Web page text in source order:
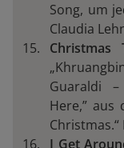
Song, um
Claudia
Guaraldi
Here,” aus
Christmas.“
I Get